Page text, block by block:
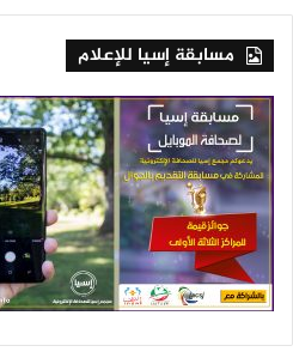
مسابقة إسيا للإعلام